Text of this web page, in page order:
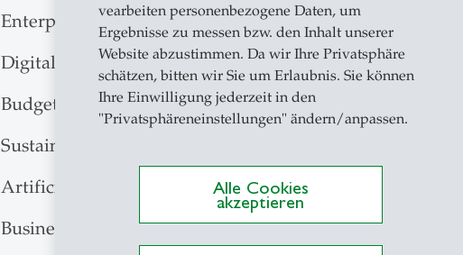
vearbeiten personenbezogene Daten, um
Ergebnisse zu messen bzw. den Inhalt unserer
Website abzustimmen. Da wir Ihre Privatsphäre
schätzen, bitten wir Sie um Erlaubnis. Sie können
Ihre Einwilligung jederzeit in den
"Privatsphäreneinstellungen" ändern/anpassen.
Alle Cookies
akzeptieren
Enterprise Risk Management
Digitalization
Budgeting
Sustainability Accounting
Artificial Intelligence
Business Analytics